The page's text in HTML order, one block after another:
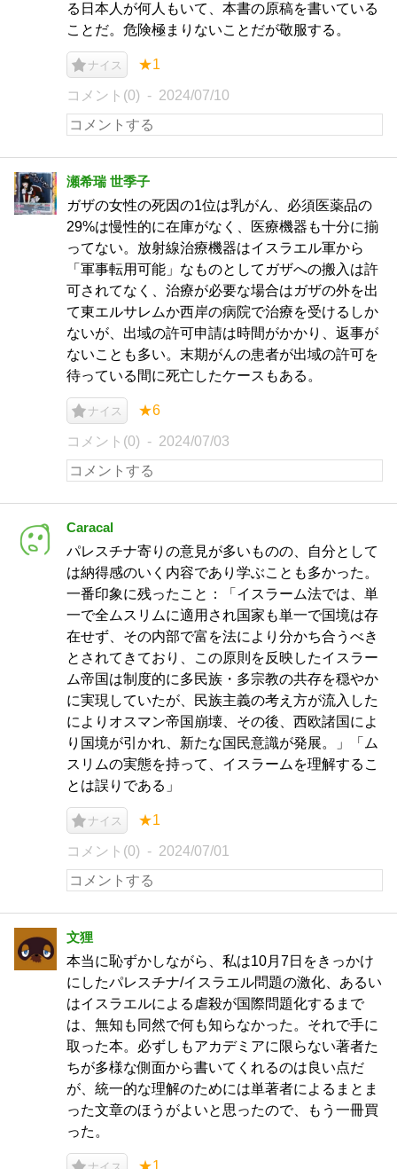
る日本人が何人もいて、本書の原稿を書いている
ことだ。危険極まりないことだが敬服する。
ナイス ★1
コメント(0) 2024/07/10
瀬希瑞 世季子
ガザの女性の死因の1位は乳がん、必須医薬品の
29%は慢性的に在庫がなく、医療機器も十分に揃
ってない。放射線治療機器はイスラエル軍から
「軍事転用可能」なものとしてガザへの搬入は許
可されてなく、治療が必要な場合はガザの外を出
て東エルサレムか西岸の病院で治療を受けるしか
ないが、出域の許可申請は時間がかかり、返事が
ないことも多い。末期がんの患者が出域の許可を
待っている間に死亡したケースもある。
ナイス ★6
コメント(0) 2024/07/03
Caracal
パレスチナ寄りの意見が多いものの、自分として
は納得感のいく内容であり学ぶことも多かった。
一番印象に残ったこと：「イスラーム法では、単
一で全ムスリムに適用され国家も単一で国境は存
在せず、その内部で富を法により分かち合うべき
とされてきており、この原則を反映したイスラー
ム帝国は制度的に多民族・多宗教の共存を穏やか
に実現していたが、民族主義の考え方が流入した
によりオスマン帝国崩壊、その後、西欧諸国によ
り国境が引かれ、新たな国民意識が発展。」「ム
スリムの実態を持って、イスラームを理解するこ
とは誤りである」
ナイス ★1
コメント(0) 2024/07/01
文狸
本当に恥ずかしながら、私は10月7日をきっかけ
にしたパレスチナ/イスラエル問題の激化、あるい
はイスラエルによる虐殺が国際問題化するまで
は、無知も同然で何も知らなかった。それで手に
取った本。必ずしもアカデミアに限らない著者た
ちが多様な側面から書いてくれるのは良い点だ
が、統一的な理解のためには単著者によるまとま
った文章のほうがよいと思ったので、もう一冊買
った。
★1